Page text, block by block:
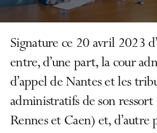
Signature ce 20 avril 2023
entre, d’une part, la cour
d’appel de Nantes et les
administratifs de son ressort
Rennes et Caen) et, d’autre